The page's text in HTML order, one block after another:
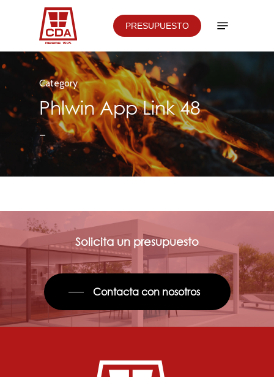
content
PRESUPUESTO
Category
Phlwin App Link 48
–
Solicita un presupuesto
Contacta con nosotros